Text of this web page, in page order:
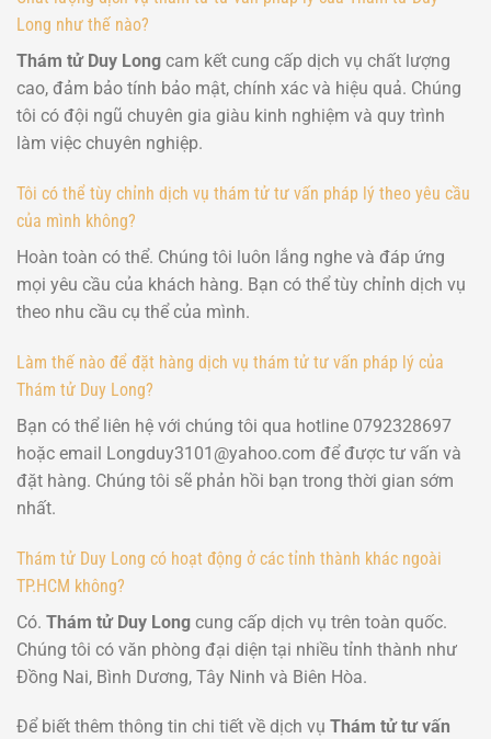
Long như thế nào?
Thám tử Duy Long cam kết cung cấp dịch vụ chất lượng
cao, đảm bảo tính bảo mật, chính xác và hiệu quả. Chúng
tôi có đội ngũ chuyên gia giàu kinh nghiệm và quy trình
làm việc chuyên nghiệp.
Tôi có thể tùy chỉnh dịch vụ thám tử tư vấn pháp lý theo yêu cầu
của mình không?
Hoàn toàn có thể. Chúng tôi luôn lắng nghe và đáp ứng
mọi yêu cầu của khách hàng. Bạn có thể tùy chỉnh dịch vụ
theo nhu cầu cụ thể của mình.
Làm thế nào để đặt hàng dịch vụ thám tử tư vấn pháp lý của
Thám tử Duy Long?
Bạn có thể liên hệ với chúng tôi qua hotline 0792328697
hoặc email Longduy3101@yahoo.com để được tư vấn và
đặt hàng. Chúng tôi sẽ phản hồi bạn trong thời gian sớm
nhất.
Thám tử Duy Long có hoạt động ở các tỉnh thành khác ngoài
TP.HCM không?
Có. Thám tử Duy Long cung cấp dịch vụ trên toàn quốc.
Chúng tôi có văn phòng đại diện tại nhiều tỉnh thành như
Đồng Nai, Bình Dương, Tây Ninh và Biên Hòa.
Để biết thêm thông tin chi tiết về dịch vụ Thám tử tư vấn